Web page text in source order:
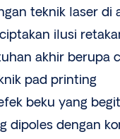
teknik laser di
ilusi
akhir berupa
pad printing
beku yang
dipoles dengan